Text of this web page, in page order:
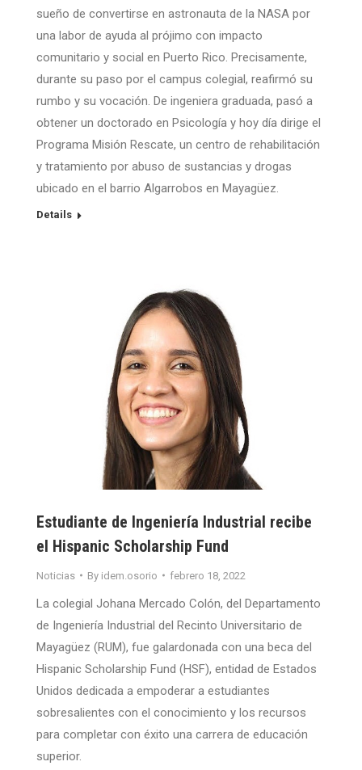
sueño de convertirse en astronauta de la NASA por
una labor de ayuda al prójimo con impacto
comunitario y social en Puerto Rico. Precisamente,
durante su paso por el campus colegial, reafirmó su
rumbo y su vocación. De ingeniera graduada, pasó a
obtener un doctorado en Psicología y hoy día dirige el
Programa Misión Rescate, un centro de rehabilitación
y tratamiento por abuso de sustancias y drogas
ubicado en el barrio Algarrobos en Mayagüez.
Details
Estudiante de Ingeniería Industrial recibe
el Hispanic Scholarship Fund
Noticias By idem.osorio febrero 18, 2022
La colegial Johana Mercado Colón, del Departamento
de Ingeniería Industrial del Recinto Universitario de
Mayagüez (RUM), fue galardonada con una beca del
Hispanic Scholarship Fund (HSF), entidad de Estados
Unidos dedicada a empoderar a estudiantes
sobresalientes con el conocimiento y los recursos
para completar con éxito una carrera de educación
superior.